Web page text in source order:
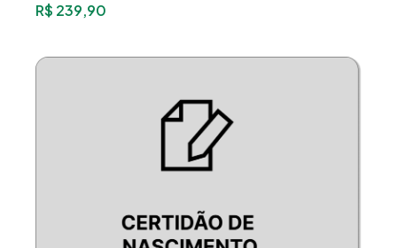
R$ 239,90